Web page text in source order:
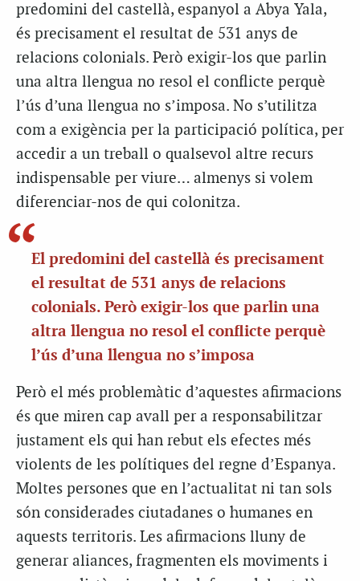
predomini del castellà, espanyol a Abya Yala,
és precisament el resultat de 531 anys de
relacions colonials. Però exigir-los que parlin
una altra llengua no resol el conflicte perquè
l’ús d’una llengua no s’imposa. No s’utilitza
com a exigència per la participació política, per
accedir a un treball o qualsevol altre recurs
indispensable per viure… almenys si volem
diferenciar-nos de qui colonitza.
El predomini del castellà és precisament
el resultat de 531 anys de relacions
colonials. Però exigir-los que parlin una
altra llengua no resol el conflicte perquè
l’ús d’una llengua no s’imposa
Però el més problemàtic d’aquestes afirmacions
és que miren cap avall per a responsabilitzar
justament els qui han rebut els efectes més
violents de les polítiques del regne d’Espanya.
Moltes persones que en l’actualitat ni tan sols
són considerades ciutadanes o humanes en
aquests territoris. Les afirmacions lluny de
generar aliances, fragmenten els moviments i